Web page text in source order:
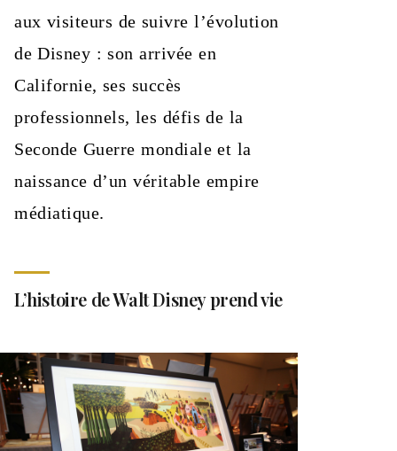
aux visiteurs de suivre l’évolution
de Disney : son arrivée en
Californie, ses succès
professionnels, les défis de la
Seconde Guerre mondiale et la
naissance d’un véritable empire
médiatique.
L’histoire de Walt Disney prend vie